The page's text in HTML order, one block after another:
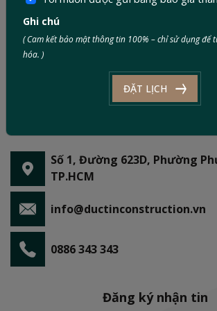
Số 1, Đường 623D, Phường
TP.HCM
info@ductinconstruction.vn
0886 343 343
Đăng ký nhận tin
Ghi chú
( Cam kết bảo mật thông tin 100% – chỉ sử dụng để
hóa. )
ĐẶT LỊCH